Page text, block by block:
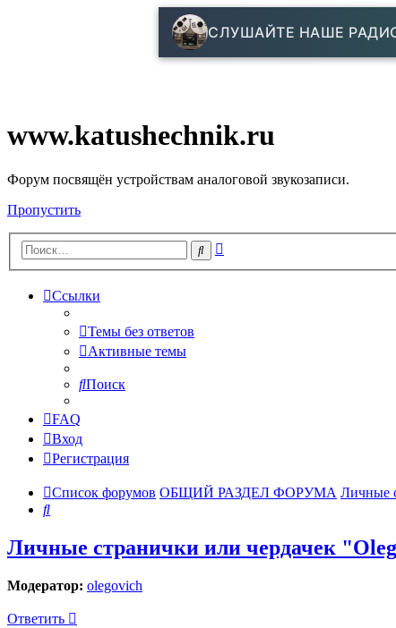
СЛУШАЙТЕ НАШЕ
www.katushechnik.ru
Форум посвящён устройствам аналоговой звукозаписи.
Пропустить
Поиск
Ссылки
Темы без ответов
Активные темы
Поиск
FAQ
Вход
Регистрация
Список форумов ОБЩИЙ РАЗДЕЛ ФОРУМА Личные
Поиск
Личные странички или чердачек
Модератор: olegovich
Ответить